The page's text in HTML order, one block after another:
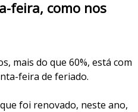
feira, como nos
mais do que 60%, está com
feira de feriado.
foi renovado, neste ano,